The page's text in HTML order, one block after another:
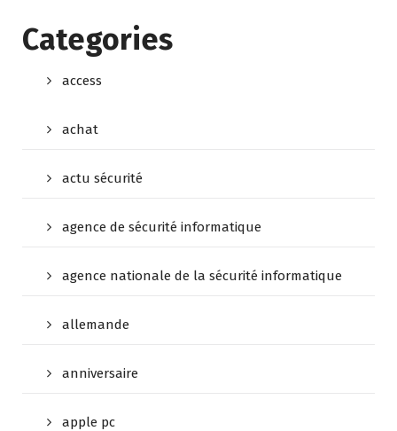
Categories
access
achat
actu sécurité
agence de sécurité informatique
agence nationale de la sécurité informatique
allemande
anniversaire
apple pc